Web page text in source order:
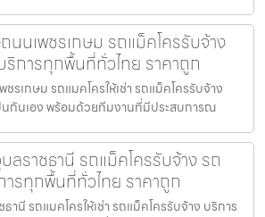
นนเพชรเกษม รถแม็คโครรับจ้าง
ริการทุกพื้นที่ทั่วไทย ราคาถูก
รเกษม รถแมคโครให้เช่า รถแม็คโครรับจ้าง
นกันเอง พร้อมด้วยทีมงานที่มีประสบการณ
ลราชธานี รถแม็คโครรับจ้าง รถ
ารทุกพื้นที่ทั่วไทย ราคาถูก
ธานี รถแมคโครให้เช่า รถแม็คโครรับจ้าง บริการ